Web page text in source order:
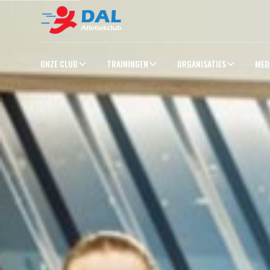
ONZE CLUB TRAININGEN ORGANISATIES